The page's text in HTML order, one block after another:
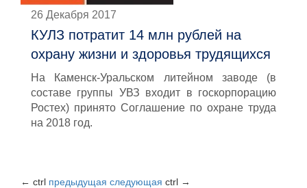
26 Декабря 2017
КУЛЗ потратит 14 млн рублей на
охрану жизни и здоровья трудящихся
На Каменск-Уральском литейном заводе (в
составе группы УВЗ входит в госкорпорацию
Ростех) принято Соглашение по охране труда
на 2018 год.
← ctrl предыдущая следующая ctrl →